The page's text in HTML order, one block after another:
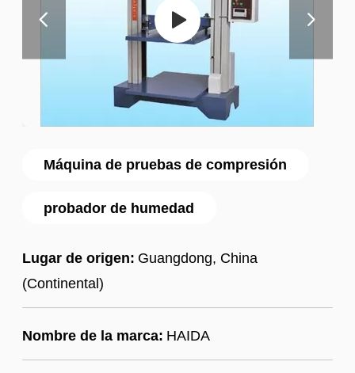
Máquina de pruebas de compresión
probador de humedad
Lugar de origen: Guangdong, China
(Continental)
Nombre de la marca: HAIDA